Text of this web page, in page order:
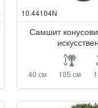
10.44104N
Самшит
40 см 105 см